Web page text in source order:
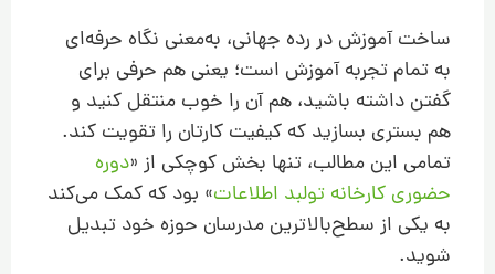
ساخت آموزش در رده جهانی، به‌معنی نگاه حرفه‌ای
به تمام تجربه آموزش است؛ یعنی هم حرفی برای
گفتن داشته باشید، هم آن را خوب منتقل کنید و
هم بستری بسازید که کیفیت کارتان را تقویت کند.
تمامی این مطالب، تنها بخش کوچکی از «دوره
حضوری کارخانه تولبد اطلاعات» بود که کمک می‌کند
به یکی از سطح‌بالاترین مدرسان حوزه خود تبدیل
شوید.